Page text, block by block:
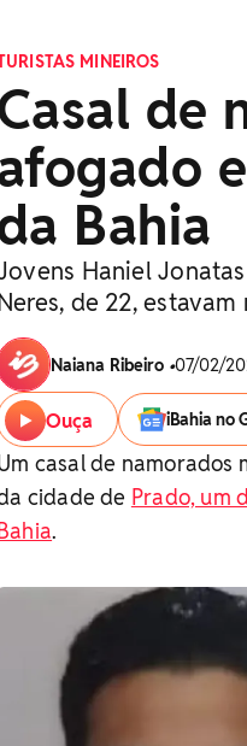
MINEIROS
de
Bahia
Haniel
de 22,
Naiana Ribeiro •07/02/
Ouça iBahia no
casal de
cidade de Prado, um
.